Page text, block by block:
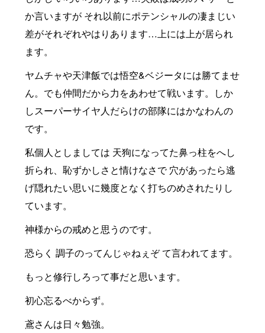
か言いますが それ以前にポテンシャルの凄まじい
差がそれぞれやはりあります…上には上が居られ
ます。
ヤムチャや天津飯では悟空&ベジータには勝てませ
ん。でも仲間だから力をあわせて戦います。しか
しスーパーサイヤ人だらけの部隊にはかなわんの
です。
私個人としましては 天狗になってた鼻っ柱をへし
折られ、恥ずかしさと情けなさで 穴があったら逃
げ隠れたい思いに幾度となく打ちのめされたりし
ています。
神様からの戒めと思うのです。
恐らく 調子のってんじゃねぇぞ て言われてます。
もっと修行しろって事だと思います。
初心忘るべからず。
鳶さんは日々勉強。